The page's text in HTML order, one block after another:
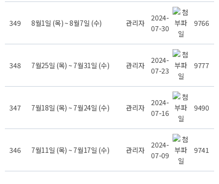
349 8월1일 (목) ~ 8월7일 (수) 관리자
2024-
07-30
9766
348 7월25일 (목) ~ 7월31일 (수) 관리자
2024-
07-23
9777
347 7월18일 (목) ~ 7월24일 (수) 관리자
2024-
07-16
9490
346 7월11일 (목) ~ 7월17일 (수) 관리자
2024-
07-09
9741